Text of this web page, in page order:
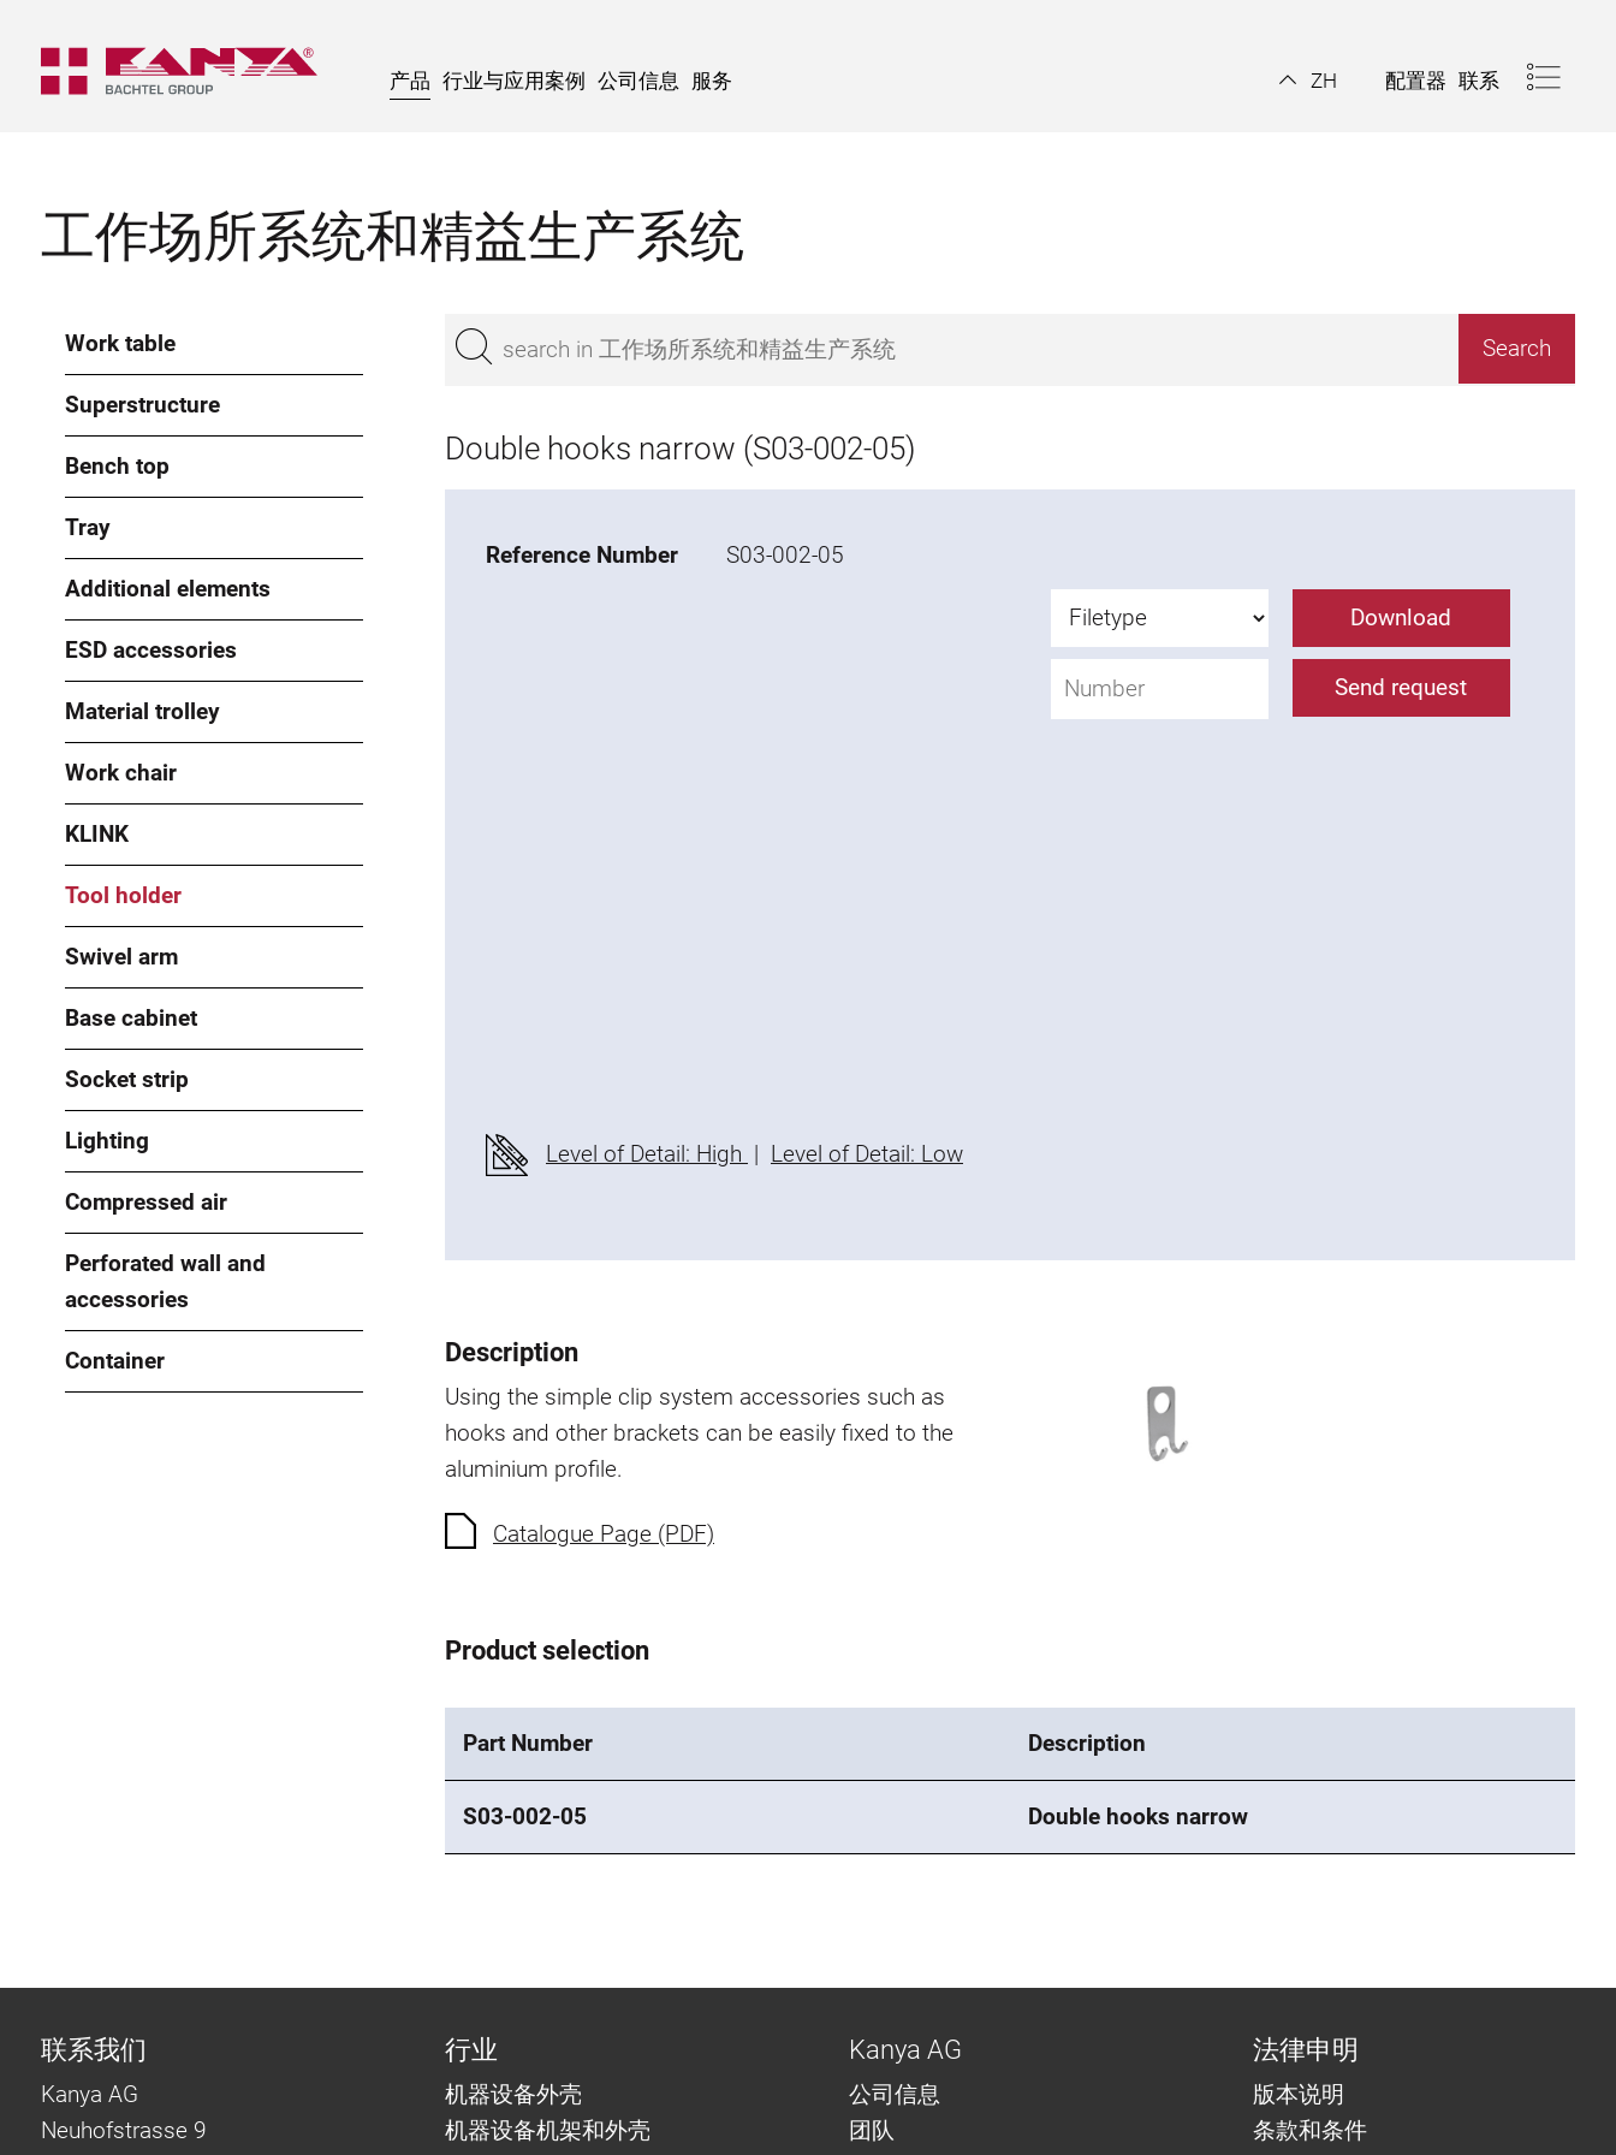
产品 行业与应用案例 公司信息 服务 ZH 配置器 联系
工作场所系统和精益生产系统
Work table
Superstructure
Bench top
Tray
Additional elements
ESD accessories
Material trolley
Work chair
KLINK
Tool holder
Swivel arm
Base cabinet
Socket strip
Lighting
Compressed air
Perforated wall and
accessories
Container
Double hooks narrow (S03-002-05)
Reference Number S03-002-05
Level of Detail: High | Level of Detail: Low
Download
Send request
Description
Using the simple clip system accessories such as
hooks and other brackets can be easily fixed to the
aluminium profile.
Catalogue Page (PDF)
Product selection
Part Number Description
S03-002-05 Double hooks narrow
联系我们
Kanya AG
Neuhofstrasse 9
行业
机器设备外壳
机器设备机架和外壳
Kanya AG
公司信息
团队
法律申明
版本说明
条款和条件